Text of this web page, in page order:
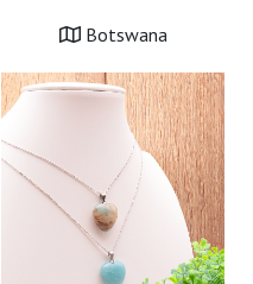
Botswana